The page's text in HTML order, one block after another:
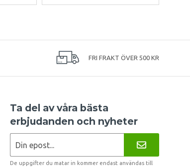
FRI FRAKT ÖVER 500 KR
Ta del av våra bästa
erbjudanden och nyheter
De uppgifter du matar in kommer endast användas till